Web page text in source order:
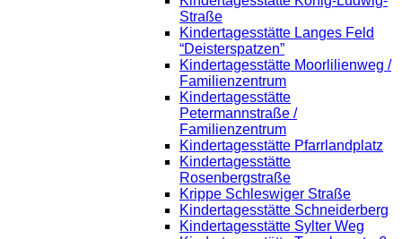
Straße
Kindertagesstätte Langes Feld
“Deisterspatzen”
Kindertagesstätte Moorlilienweg /
Familienzentrum
Kindertagesstätte
Petermannstraße /
Familienzentrum
Kindertagesstätte Pfarrlandplatz
Kindertagesstätte
Rosenbergstraße
Krippe Schleswiger Straße
Kindertagesstätte Schneiderberg
Kindertagesstätte Sylter Weg